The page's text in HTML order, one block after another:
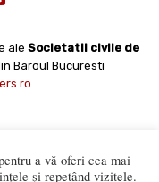
ale Societatii civile de
Baroul Bucuresti
a vă oferi cea mai
și repetând vizitele.